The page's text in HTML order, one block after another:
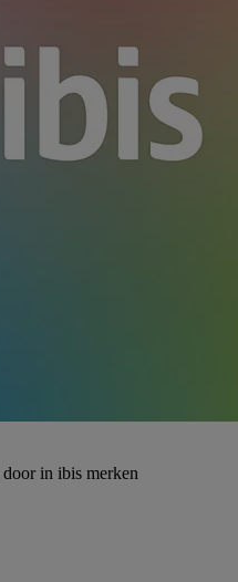
door in ibis merken